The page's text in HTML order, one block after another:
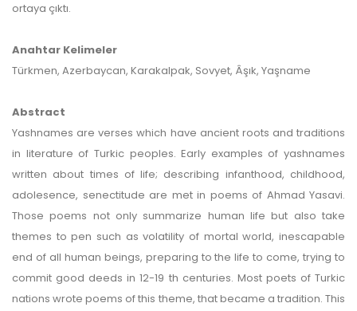
ortaya çıktı.
Anahtar Kelimeler
Türkmen, Azerbaycan, Karakalpak, Sovyet, Âşık, Yaşname
Abstract
Yashnames are verses which have ancient roots and traditions
in literature of Turkic peoples. Early examples of yashnames
written about times of life; describing infanthood, childhood,
adolesence, senectitude are met in poems of Ahmad Yasavi.
Those poems not only summarize human life but also take
themes to pen such as volatility of mortal world, inescapable
end of all human beings, preparing to the life to come, trying to
commit good deeds in 12-19 th centuries. Most poets of Turkic
nations wrote poems of this theme, that became a tradition. This